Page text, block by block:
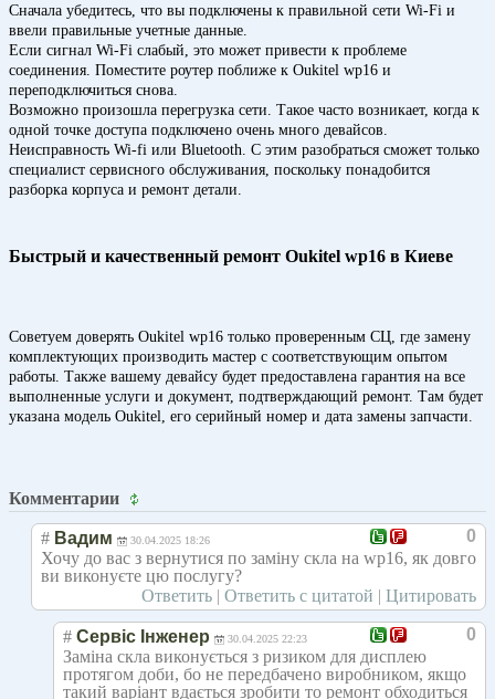
Сначала убедитесь, что вы подключены к правильной сети Wi-Fi и
ввели правильные учетные данные.
Если сигнал Wi-Fi слабый, это может привести к проблеме
соединения. Поместите роутер поближе к Oukitel wp16 и
переподключиться снова.
Возможно произошла перегрузка сети. Такое часто возникает, когда к
одной точке доступа подключено очень много девайсов.
Неисправность Wi-fi или Bluetooth. С этим разобраться сможет только
специалист сервисного обслуживания, поскольку понадобится
разборка корпуса и ремонт детали.
Быстрый и качественный ремонт Oukitel wp16 в Киеве
Советуем доверять Oukitel wp16 только проверенным СЦ, где замену
комплектующих производить мастер с соответствующим опытом
работы. Также вашему девайсу будет предоставлена гарантия на все
выполненные услуги и документ, подтверждающий ремонт. Там будет
указана модель Oukitel, его серийный номер и дата замены запчасти.
Комментарии
0
# Вадим 30.04.2025 18:26
Хочу до вас з вернутися по заміну скла на wp16, як довго
ви виконуєте цю послугу?
Ответить | Ответить с цитатой | Цитировать
0
# Сервіс Інженер 30.04.2025 22:23
Заміна скла виконується з ризиком для дисплею
протягом доби, бо не передбачено виробником, якщо
такий варіант вдається зробити то ремонт обходиться